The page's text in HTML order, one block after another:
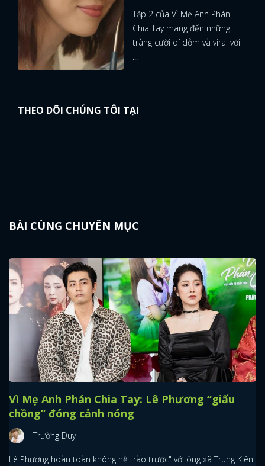
Tập 2 của Vì Mẹ Anh Phán
Chia Tay mang đến những
tràng cười dí dỏm và viral với
...
THEO DÕI CHÚNG TÔI TẠI
BÀI CÙNG CHUYÊN MỤC
Vì Mẹ Anh Phán Chia Tay: Lê Phương “giấu
chồng” đóng cảnh nóng
Trường Duy
Lê Phương hoàn toàn không hề "rào trước" với ông xã Trung Kiên